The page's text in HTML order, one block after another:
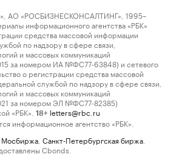
АО «РОСБИЗНЕСКОНСАЛТИНГ», 1995–
информационного агентства «РБК»
средства массовой информации
по надзору в сфере связи,
и массовых коммуникаций
за номером ИА №ФС77-63848) и сетевого
о регистрации средства массовой
службой по надзору в сфере связи,
и массовых коммуникаций
за номером ЭЛ №ФС77-82385)
«РБК».
18+ letters@rbc.ru
информационное агентство «РБК».
Мосбиржа Санкт-Петербургская биржа
Cbonds.